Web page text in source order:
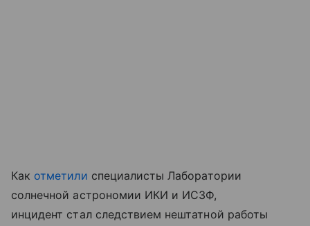
Как отметили специалисты Лаборатории
солнечной астрономии ИКИ и ИСЗФ,
инцидент стал следствием нештатной работы